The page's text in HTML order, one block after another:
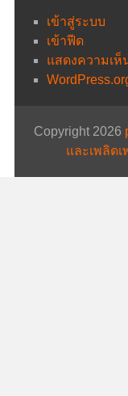
เข้าสู่ระบบ
เข้าฟีด
แสดงความเห็
Copyright 2026
และเพลิด